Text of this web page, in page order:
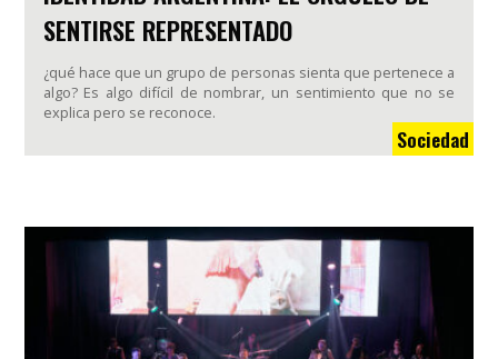
SENTIRSE REPRESENTADO
¿qué hace que un grupo de personas sienta que pertenece a
algo? Es algo difícil de nombrar, un sentimiento que no se
explica pero se reconoce.
Sociedad